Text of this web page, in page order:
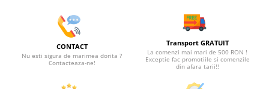
CONTACT
Nu esti sigura de marimea dorita ?
Contacteaza-ne!
Transport GRATUIT
La comenzi mai mari de 500 RON !
Exceptie fac promotiile si comenzile
din afara tarii!!